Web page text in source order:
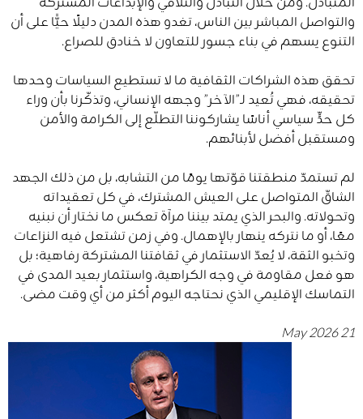
والتواصل المباشر بين الناس، تغدو هذه المدن دليلًا حيًّا على أن
التنوع يسهم في بناء جسور للتعاون لا خنادق للصراع.
تحقق هذه الشراكات الثقافية ما لا تستطيع السياسات وحدها
تحقيقه، فهي تُعيد لـ”الآخر” وجهه الإنساني، وتذكّرنا بأن وراء
كل حدٍّ سياسي أناسًا يشاركوننا التطلّع إلى الكرامة والأمن
ومستقبل أفضل لأبنائهم.
لم تستمدّ منطقتنا قوّتها يومًا من التشابه، بل من ذلك الجهد
الشاقّ المتواصل على العيش المشترك، في كل تعقيداته
وتحولاته. والبحر الذي يمتد بيننا مرآة تعكس ما نختار أن نبنيه
معًا، أو ما نتركه ينهار بالإهمال. وفي زمن تشتعل فيه النزاعات
وتخبو الثقة، لا يُعدّ الاستثمار في ثقافتنا المشتركة رفاهية؛ بل
هو فعل مقاومة في وجه الكراهية، واستثمار بعيد المدى في
التماسك الإقليمي الذي نحتاجه اليوم أكثر من أي وقت مضى.
21 May 2026